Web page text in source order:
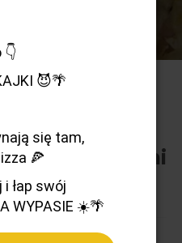
okazję,
wyjątkowymi
!
😈🌴
się tam,
🍕
łap swój
WYPASIE ☀️🌴